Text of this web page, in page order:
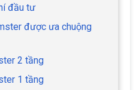
đầu tư
được ưa chuộng
2 tầng
1 tầng